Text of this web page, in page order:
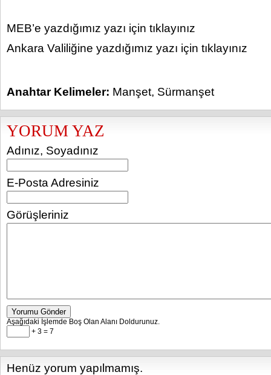
MEB’e yazdığımız yazı için tıklayınız
Ankara Valiliğine yazdığımız yazı için tıklayınız
Anahtar Kelimeler: Manşet, Sürmanşet
YORUM YAZ
Adınız, Soyadınız
E-Posta Adresiniz
Görüşleriniz
Yorumu Gönder
Aşağıdaki İşlemde Boş Olan Alanı Doldurunuz.
+ 3 = 7
Henüz yorum yapılmamış.